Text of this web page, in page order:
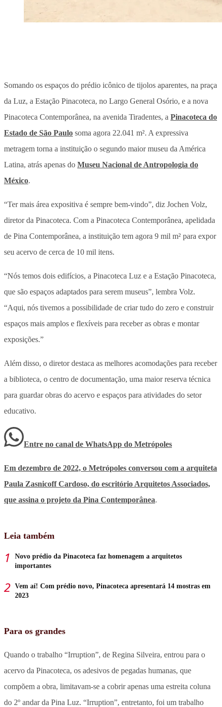
Somando os espaços do prédio icônico de tijolos aparentes, na praça
da Luz, a Estação Pinacoteca, no Largo General Osório, e a nova
Pinacoteca Contemporânea, na avenida Tiradentes, a Pinacoteca do
Estado de São Paulo soma agora 22.041 m². A expressiva
metragem torna a instituição o segundo maior museu da América
Latina, atrás apenas do Museu Nacional de Antropologia do
México.
“Ter mais área expositiva é sempre bem-vindo”, diz Jochen Volz,
diretor da Pinacoteca. Com a Pinacoteca Contemporânea, apelidada
de Pina Contemporânea, a instituição tem agora 9 mil m² para expor
seu acervo de cerca de 10 mil itens.
“Nós temos dois edifícios, a Pinacoteca Luz e a Estação Pinacoteca,
que são espaços adaptados para serem museus”, lembra Volz.
“Aqui, nós tivemos a possibilidade de criar tudo do zero e construir
espaços mais amplos e flexíveis para receber as obras e montar
exposições.”
Além disso, o diretor destaca as melhores acomodações para receber
a biblioteca, o centro de documentação, uma maior reserva técnica
para guardar obras do acervo e espaços para atividades do setor
educativo.
Entre no canal de WhatsApp do Metrópoles
Em dezembro de 2022, o Metrópoles conversou com a arquiteta
Paula Zasnicoff Cardoso, do escritório Arquitetos Associados,
que assina o projeto da Pina Contemporânea.
Leia também
Novo prédio da Pinacoteca faz homenagem a arquitetos
importantes
Vem aí! Com prédio novo, Pinacoteca apresentará 14 mostras em
2023
Para os grandes
Quando o trabalho “Irruption”, de Regina Silveira, entrou para o
acervo da Pinacoteca, os adesivos de pegadas humanas, que
compõem a obra, limitavam-se a cobrir apenas uma estreita coluna
do 2º andar da Pina Luz. “Irruption”, entretanto, foi um trabalho